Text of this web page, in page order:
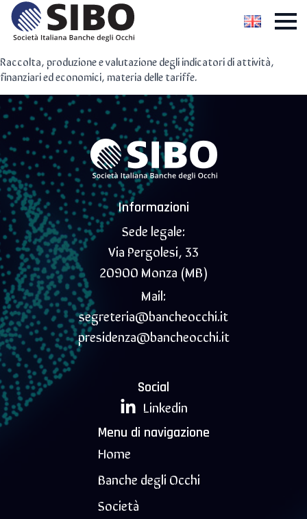
Raccolta, produzione e valutazione degli indicatori di attività,
finanziari ed economici, materia delle tariffe.
Informazioni
Sede legale:
Via Pergolesi, 33
20900 Monza (MB)
Mail:
segreteria@bancheocchi.it
presidenza@bancheocchi.it
Social
Linkedin
Menu di navigazione
Home
Banche degli Occhi
Società